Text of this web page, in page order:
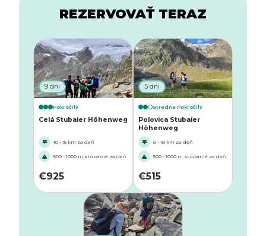
REZERVOVAŤ TERAZ
9 dni
Pokročilý
Celá Stubaier Höhenweg
10 - 15 km za deň
500 - 1000 m stúpanie za deň
€925
5 dni
Stredne Pokročilý
Polovica Stubaier
Höhenweg
0 - 10 km za deň
500 - 1000 m stúpanie za deň
€515